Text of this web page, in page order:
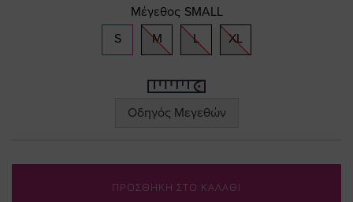
Μέγεθος SMALL
S
M L XL
Οδηγός Μεγεθών
ΠΡΟΣΘΗΚΗ ΣΤΟ ΚΑΛΑΘΙ